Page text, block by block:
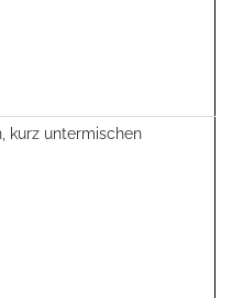
kurz untermischen